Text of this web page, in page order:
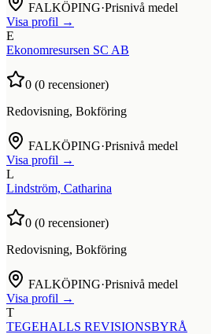
FALKÖPING·Prisnivå medel
Visa profil →
E
Ekonomresursen SC AB
0 (0 recensioner)
Redovisning, Bokföring
FALKÖPING·Prisnivå medel
Visa profil →
L
Lindström, Catharina
0 (0 recensioner)
Redovisning, Bokföring
FALKÖPING·Prisnivå medel
Visa profil →
T
TEGEHALLS REVISIONSBYRÅ